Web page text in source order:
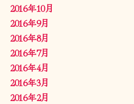
2016年10月
2016年9月
2016年8月
2016年7月
2016年4月
2016年3月
2016年2月